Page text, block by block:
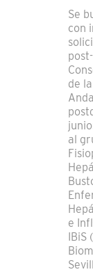
Se
con
de
al
e
IBiS